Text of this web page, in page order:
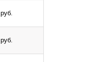
руб.
руб.